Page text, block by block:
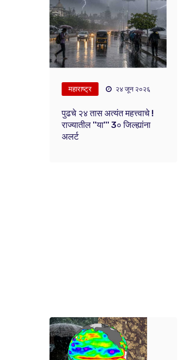
महाराष्ट्र २४ जून २०२६
पुढचे २४ तास अत्यंत महत्त्वाचे !
राज्यातील ''या''' 3० जिल्ह्यांना
अलर्ट